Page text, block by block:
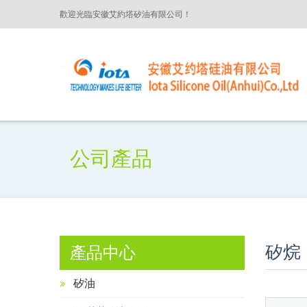
歡迎光臨安徽艾約塔矽油有限公司！
公司產品
矽烷
產品中心
矽油